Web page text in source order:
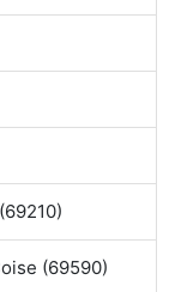
(69590)